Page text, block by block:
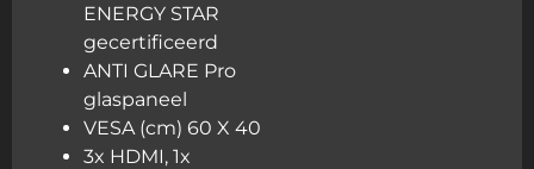
ENERGY STAR
gecertificeerd
ANTI GLARE Pro
glaspaneel
VESA (cm) 60 X 40
3x HDMI, 1x